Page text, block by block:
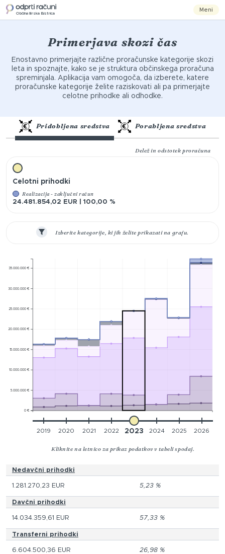
Občina Ilirska Bistrica
Meni
Primerjava skozi čas
Enostavno primerjajte različne proračunske kategorije skozi
leta in spoznajte, kako se je struktura občinskega proračuna
spreminjala. Aplikacija vam omogoča, da izberete, katere
proračunske kategorije želite raziskovati ali pa primerjajte
celotne prihodke ali odhodke.
Pridobljena sredstva Porabljena sredstva
Delež in odstotek proračuna
Celotni prihodki
Realizacija - zaključni račun
24.481.854,02 EUR | 100,00 %
Izberite kategorije, ki jih želite prikazati na grafu.
0 €
5.000.000 €
10.000.000 €
15.000.000 €
20.000.000 €
25.000.000 €
30.000.000 €
35.000.000 €
2019 2020 2021 2022 2023 2024 2025 2026
Kliknite na letnico za prikaz podatkov v tabeli spodaj.
Nedavčni prihodki
1.281.270,23 EUR 5,23 %
Davčni prihodki
14.034.359,61 EUR 57,33 %
Transferni prihodki
6.604.500,36 EUR 26,98 %